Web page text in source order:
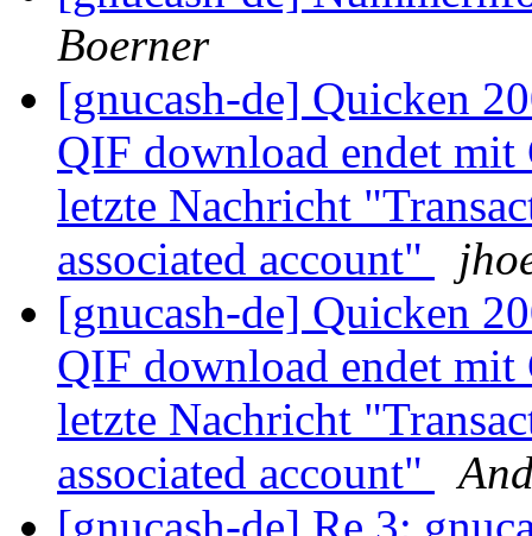
Boerner
[gnucash-de] Quicken
QIF download endet mit
letzte Nachricht
associated account"
[gnucash-de] Quicken
QIF download endet mit
letzte Nachricht
associated account"